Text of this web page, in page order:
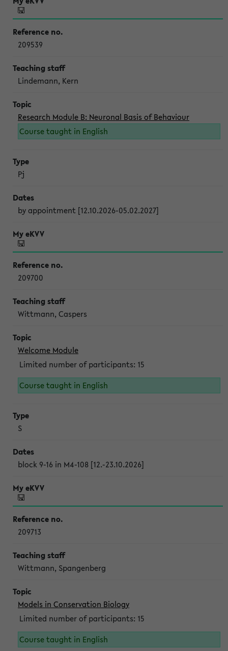
209539
Lindemann, Kern
Research Module B: Neuronal Basis of Behaviour
Course taught in English
Pj
by appointment [12.10.2026-05.02.2027]
209700
Wittmann, Caspers
Welcome Module
Limited number of participants: 15
Course taught in English
S
block 9-16 in M4-108 [12.-23.10.2026]
209713
Wittmann, Spangenberg
Models in Conservation Biology
Limited number of participants: 15
Course taught in English